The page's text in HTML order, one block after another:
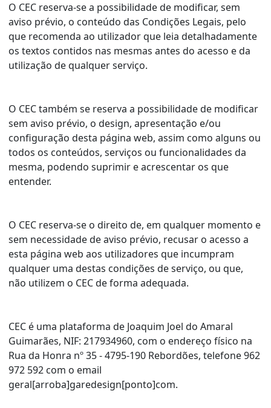
O CEC reserva-se a possibilidade de modificar, sem
aviso prévio, o conteúdo das Condições Legais, pelo
que recomenda ao utilizador que leia detalhadamente
os textos contidos nas mesmas antes do acesso e da
utilização de qualquer serviço.
O CEC também se reserva a possibilidade de modificar
sem aviso prévio, o design, apresentação e/ou
configuração desta página web, assim como alguns ou
todos os conteúdos, serviços ou funcionalidades da
mesma, podendo suprimir e acrescentar os que
entender.
O CEC reserva-se o direito de, em qualquer momento e
sem necessidade de aviso prévio, recusar o acesso a
esta página web aos utilizadores que incumpram
qualquer uma destas condições de serviço, ou que,
não utilizem o CEC de forma adequada.
CEC é uma plataforma de Joaquim Joel do Amaral
Guimarães, NIF: 217934960, com o endereço físico na
Rua da Honra nº 35 - 4795-190 Rebordões, telefone 962
972 592 com o email
geral[arroba]garedesign[ponto]com.